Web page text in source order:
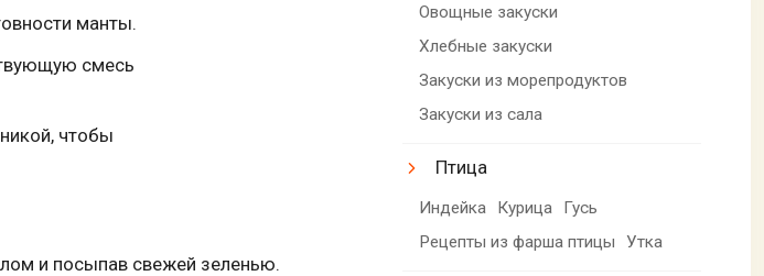
манты.
смесь
чтобы
и посыпав свежей зеленью.
Овощные закуски
Хлебные закуски
Закуски из морепродуктов
Закуски из сала
Птица
Индейка Курица
Гусь
Рецепты из фарша птицы
Утка